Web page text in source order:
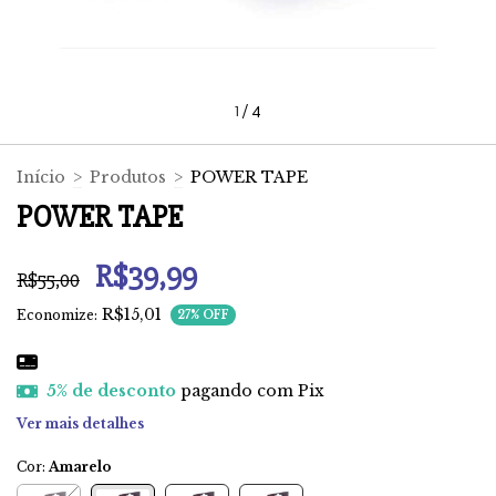
1 / 4
Início > Produtos > POWER TAPE
POWER TAPE
R$55,00 R$39,99
Economize: R$15,01 27% OFF
5% de descontopagando com Pix
Ver mais detalhes
Cor: Amarelo